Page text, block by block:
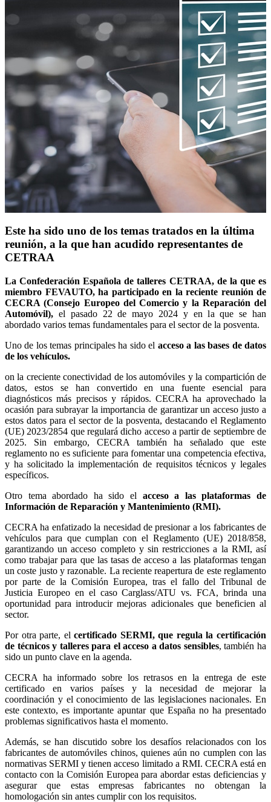
Este ha sido uno de los temas tratados en la última
reunión, a la que han acudido representantes de
CETRAA
La Confederación Española de talleres CETRAA, de la que es
miembro FEVAUTO, ha participado en la reciente reunión de
CECRA (Consejo Europeo del Comercio y la Reparación del
Automóvil), el pasado 22 de mayo 2024 y en la que se han
abordado varios temas fundamentales para el sector de la posventa.
Uno de los temas principales ha sido el acceso a las bases de datos
de los vehículos.
on la creciente conectividad de los automóviles y la compartición de
datos, estos se han convertido en una fuente esencial para
diagnósticos más precisos y rápidos. CECRA ha aprovechado la
ocasión para subrayar la importancia de garantizar un acceso justo a
estos datos para el sector de la posventa, destacando el Reglamento
(UE) 2023/2854 que regulará dicho acceso a partir de septiembre de
2025. Sin embargo, CECRA también ha señalado que este
reglamento no es suficiente para fomentar una competencia efectiva,
y ha solicitado la implementación de requisitos técnicos y legales
específicos.
Otro tema abordado ha sido el acceso a las plataformas de
Información de Reparación y Mantenimiento (RMI).
CECRA ha enfatizado la necesidad de presionar a los fabricantes de
vehículos para que cumplan con el Reglamento (UE) 2018/858,
garantizando un acceso completo y sin restricciones a la RMI, así
como trabajar para que las tasas de acceso a las plataformas tengan
un coste justo y razonable. La reciente reapertura de este reglamento
por parte de la Comisión Europea, tras el fallo del Tribunal de
Justicia Europeo en el caso Carglass/ATU vs. FCA, brinda una
oportunidad para introducir mejoras adicionales que beneficien al
sector.
Por otra parte, elcertificado SERMI, que regula la certificación
de técnicos y talleres para el acceso a datos sensibles, también ha
sido un punto clave en la agenda.
CECRA ha informado sobre los retrasos en la entrega de este
certificado en varios países y la necesidad de mejorar la
coordinación y el conocimiento de las legislaciones nacionales. En
este contexto, es importante apuntar que España no ha presentado
problemas significativos hasta el momento.
Además, se han discutido sobre los desafíos relacionados con los
fabricantes de automóviles chinos, quienes aún no cumplen con las
normativas SERMI y tienen acceso limitado a RMI. CECRA está en
contacto con la Comisión Europea para abordar estas deficiencias y
asegurar que estas empresas fabricantes no obtengan la
homologación sin antes cumplir con los requisitos.